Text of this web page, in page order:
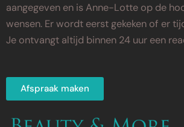
aangegeven en is Anne-Lotte op de
wensen. Er wordt eerst gekeken of er
Je ontvangt altijd binnen 24 uur een
Afspraak maken